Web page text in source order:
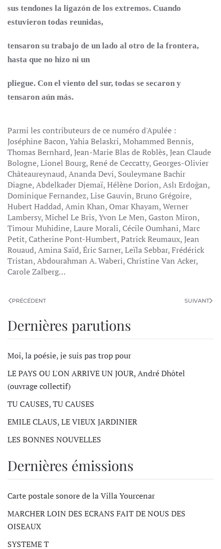
sus tendones la ligazón de los extremos. Cuando
estuvieron todas reunidas,
tensaron su trabajo de un lado al otro de la frontera,
hasta que no hizo ni un
pliegue. Con el viento del sur, todas se secaron y
tensaron aún más.
Parmi les contributeurs de ce numéro d'Apulée :
Joséphine Bacon, Yahia Belaskri, Mohammed Bennis,
Thomas Bernhard, Jean-Marie Blas de Roblès, Jean Claude
Bologne, Lionel Bourg, René de Ceccatty, Georges-Olivier
Châteaureynaud, Ananda Devi, Souleymane Bachir
Diagne, Abdelkader Djemaï, Hélène Dorion, Aslı Erdoğan,
Dominique Fernandez, Lise Gauvin, Bruno Grégoire,
Hubert Haddad, Amin Khan, Omar Khayam, Werner
Lambersy, Michel Le Bris, Yvon Le Men, Gaston Miron,
Timour Muhidine, Laure Morali, Cécile Oumhani, Marc
Petit, Catherine Pont-Humbert, Patrick Reumaux, Jean
Rouaud, Amina Saïd, Éric Sarner, Leïla Sebbar, Frédérick
Tristan, Abdourahman A. Waberi, Christine Van Acker,
Carole Zalberg…
PRÉCÉDENT SUIVANT
Dernières parutions
Moi, la poésie, je suis pas trop pour
LE PAYS OU L'ON ARRIVE UN JOUR, André Dhôtel
(ouvrage collectif)
TU CAUSES, TU CAUSES
EMILE CLAUS, LE VIEUX JARDINIER
LES BONNES NOUVELLES
Dernières émissions
Carte postale sonore de la Villa Yourcenar
MARCHER LOIN DES ECRANS FAIT DE NOUS DES
OISEAUX
SYSTEME T